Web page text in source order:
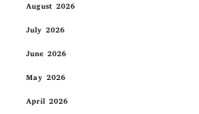
August 2026
July 2026
June 2026
May 2026
April 2026